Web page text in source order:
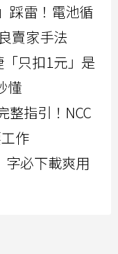
踩雷！電池循
賣家手法
只扣1元」是
懂
整指引！NCC
作
字必下載爽用